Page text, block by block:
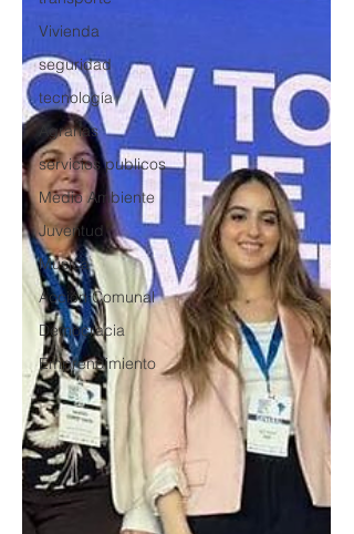
Vivienda
seguridad
tecnología
Agrarias
servicios publicos
Medio Ambiente
Juventud
Música
Acción Comunal
Democracia
Emprendimiento